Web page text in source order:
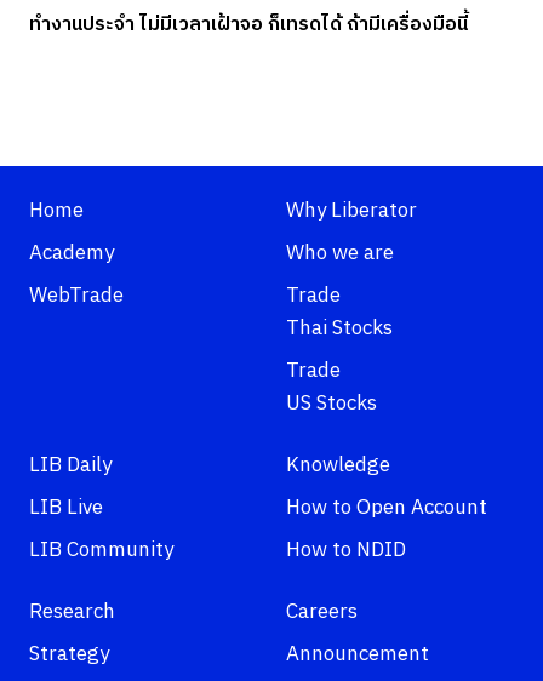
ทำงานประจำ ไม่มีเวลาเฝ้าจอ ก็เทรดได้ ถ้ามีเครื่องมือนี้
Home
Academy
WebTrade
Why Liberator
Who we are
Trade
Thai Stocks
Trade
US Stocks
LIB Daily
LIB Live
LIB Community
Knowledge
How to Open Account
How to NDID
Research
Strategy
Careers
Announcement